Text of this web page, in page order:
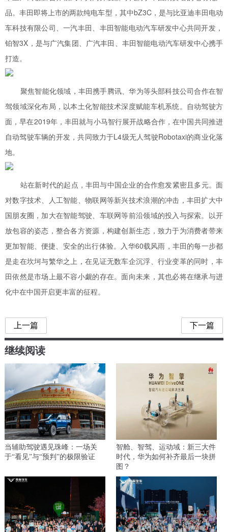
品。丰田即将上市的两款纯电车型，其中bZ3C，是与比亚迪丰田电动
车科技有限公司、一汽丰田、丰田智能电动汽车研发中心共同开发，
铂智3X，是与广汽集团、广汽丰田、丰田智能电动汽车研发中心携手
打造。
聚焦智能化领域，丰田携手腾讯、华为等头部科技公司合作在智
驾领域深化布局，以本土化智能技术深度赋能车机系统。自动驾驶方
面，早在2019年，丰田就与小马智行展开战略合作，在中国共同推进
自动驾驶车辆的开发，共同致力于L4级无人驾驶Robotaxi的商业化落
地。
站在新时代的起点，丰田与中国企业的合作愈发紧密且多元。面
对数字技术、人工智能、物联网等新兴技术浪潮的冲击，丰田扩大中
国朋友圈，加大在智能驾驶、车联网等前沿领域的投入与探索。以开
放包容的姿态，整合各方资源，构建创新生态，致力于为消费者带来
更加智能、便捷、安全的出行体验。入华60载风雨，丰田的每一步都
是走在坎坷与繁华之上，在见证无数车企沉浮、行业变革的同时，丰
田依然是市场上最不容小觑的存在。面向未来，其也必将在继承与进
化中在中国开启更丰富的征程。
上一篇 下一篇
继续阅读
当辅助驾驶遇见珠峰：一场关
于“看见”与“预判”的极限验证
智舱、智驾、运动域：新三大件
时代，华为如何补齐最后一块拼
图？